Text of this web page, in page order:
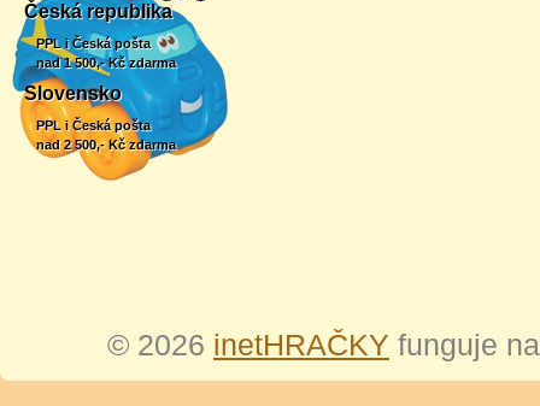
Česká republika
PPL i Česká pošta
nad 1 500,- Kč zdarma
Slovensko
PPL i Česká pošta
nad 2 500,- Kč zdarma
© 2026 inetHRAČKY funguje